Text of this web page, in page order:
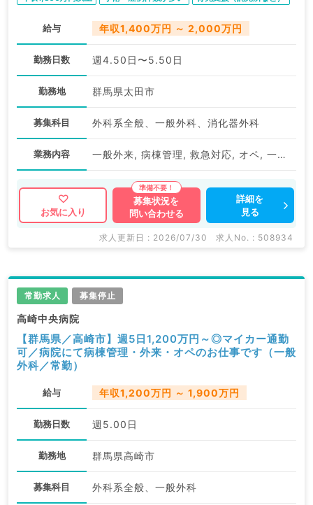
給与 年収1,400万円 ～ 2,000万円
勤務日数 週4.50日〜5.50日
勤務地 群馬県太田市
募集科目 外科系全般、一般外科、消化器外科
業務内容 一般外来, 病棟管理, 救急対応, オペ, 一般外来, 病棟管理, 救急対応, オペ
お気に入り
募集状況を
問い合わせる
詳細を
見る
求人更新日 : 2026/07/30 求人No. : 508934
常勤求人 募集停止
高崎中央病院
【群馬県／高崎市】週5日1,200万円～◎マイカー通勤
可／病院にて病棟管理・外来・オペのお仕事です（一般
外科／常勤）
給与 年収1,200万円 ～ 1,900万円
勤務日数 週5.00日
勤務地 群馬県高崎市
募集科目 外科系全般、一般外科